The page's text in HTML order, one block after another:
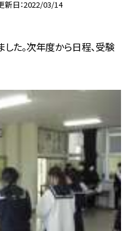
新日 2022/03/14
た。次年度から日程、受験